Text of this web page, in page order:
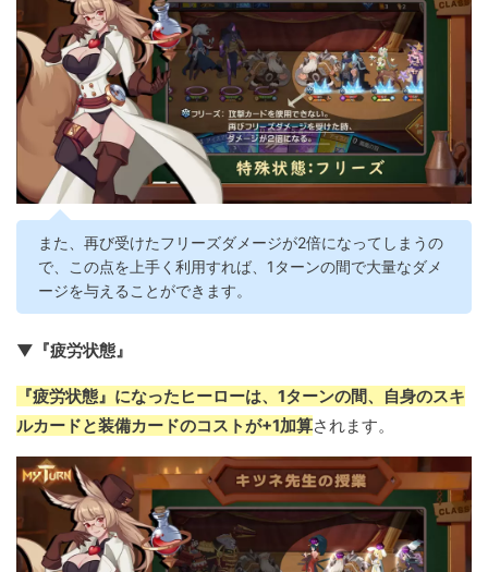
また、再び受けたフリーズダメージが2倍になってしまうの
で、この点を上手く利用すれば、1ターンの間で大量なダメ
ージを与えることができます。
▼『疲労状態』
『疲労状態』になったヒーローは、1ターンの間、自身のスキ
ルカードと装備カードのコストが+1加算されます。